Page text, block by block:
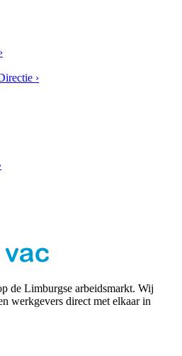
›
de Limburgse arbeidsmarkt. Wij
werkgevers direct met elkaar in